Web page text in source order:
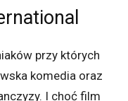
przy których
komedia oraz
I choć film